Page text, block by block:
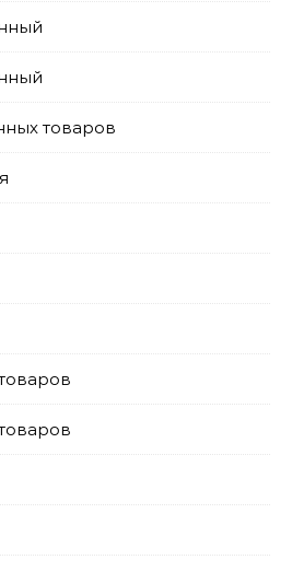
товаров